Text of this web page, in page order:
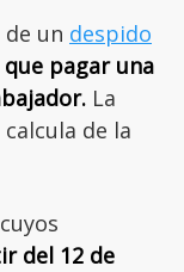
un despido
pagar una
La
de la
del 12 de